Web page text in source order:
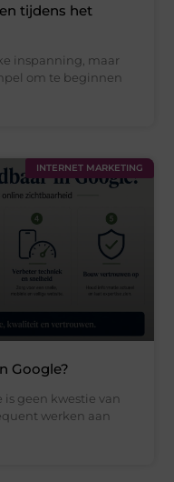
tijdens het
inspanning, maar
om te beginnen
INTERNET MARKETING
Google?
geen kwestie van
werken aan